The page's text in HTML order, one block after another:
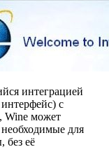
интеграцией
с
Wine может
для
без её